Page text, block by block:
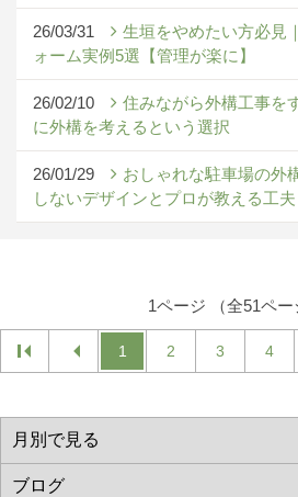
26/03/31
生垣をやめたい方必見
ォーム実例5選【管理が楽に】
26/02/10
住みながら外構工事を
に外構を考えるという選択
26/01/29
おしゃれな駐車場の外
しないデザインとプロが教える工夫
1ページ （全51ペー
1 2 3 4